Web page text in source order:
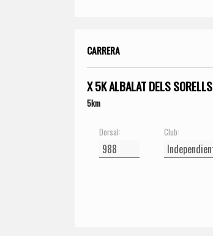
CARRERA
X 5K ALBALAT DELS SORELLS
5km
Dorsal: Club: